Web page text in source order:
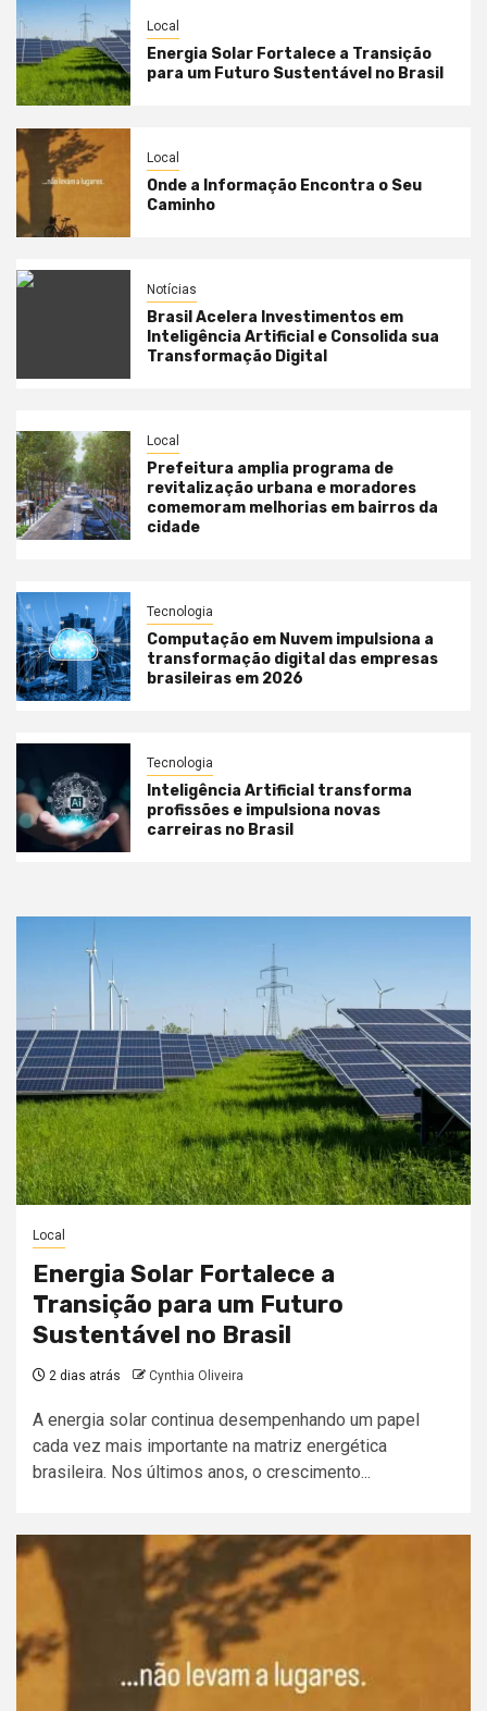
Local
Energia Solar Fortalece a Transição
para um Futuro Sustentável no Brasil
Local
Onde a Informação Encontra o Seu
Caminho
Notícias
Brasil Acelera Investimentos em
Inteligência Artificial e Consolida sua
Transformação Digital
Local
Prefeitura amplia programa de
revitalização urbana e moradores
comemoram melhorias em bairros da
cidade
Tecnologia
Computação em Nuvem impulsiona a
transformação digital das empresas
brasileiras em 2026
Tecnologia
Inteligência Artificial transforma
profissões e impulsiona novas
carreiras no Brasil
Local
Energia Solar Fortalece a
Transição para um Futuro
Sustentável no Brasil
2 dias atrás Cynthia Oliveira
A energia solar continua desempenhando um papel
cada vez mais importante na matriz energética
brasileira. Nos últimos anos, o crescimento...